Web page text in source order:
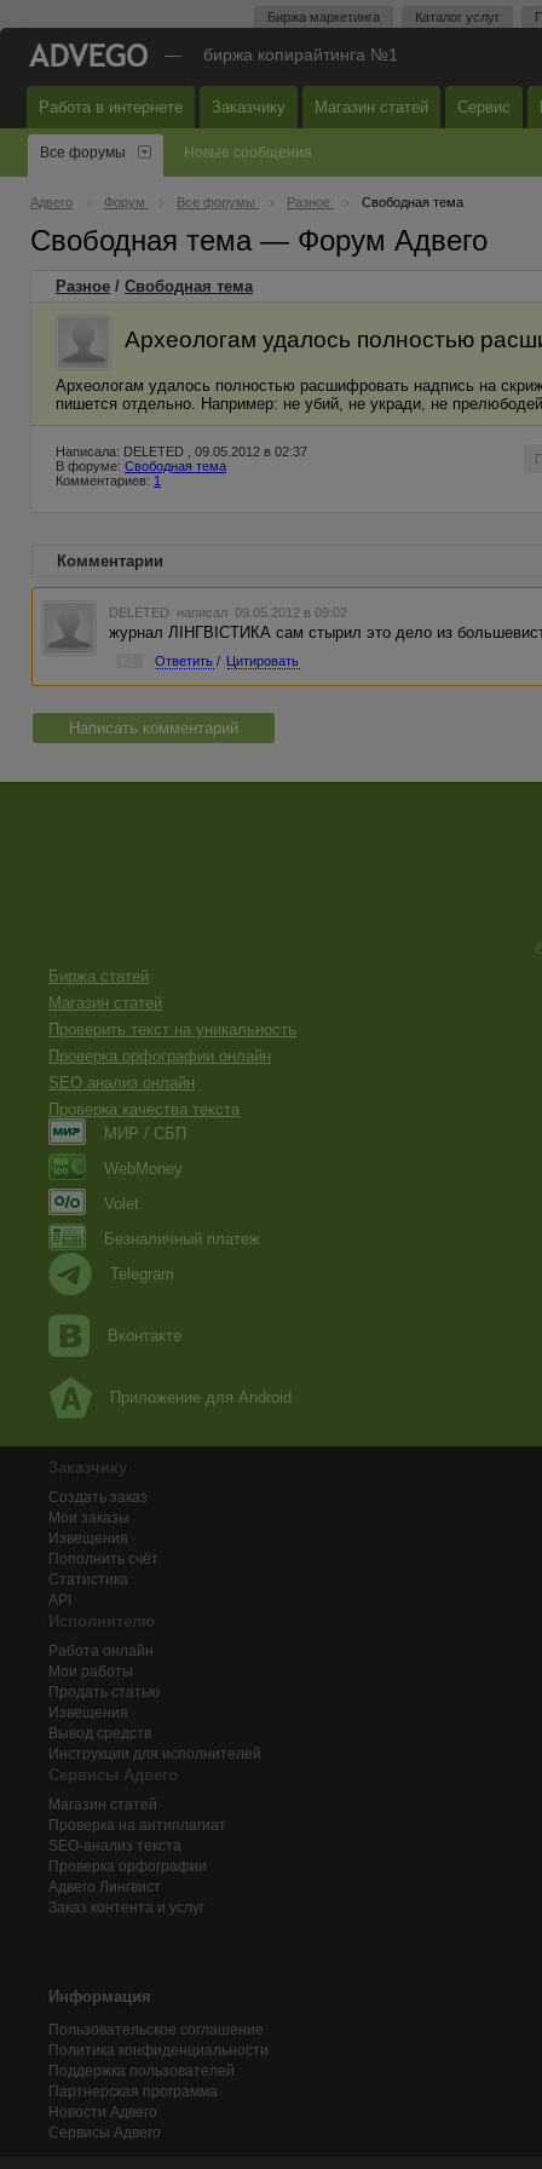
Биржа маркетинга Каталог услуг
— биржа копирайтинга №1
Работа в интернете Заказчику Магазин статей Сервис
Все форумы Новые сообщения
Адвего Форум Все форумы Разное Свободная тема
Свободная тема — Форум Адвего
Разное / Свободная тема
Археологам удалось полностью
Археологам удалось полностью расшифровать надпись на
пишется отдельно. Например: не убий, не укради, не
Написала: DELETED , 09.05.2012 в 02:37
В форуме: Свободная тема
Комментариев: 1
Комментарии
DELETED написал 09.05.2012 в 09:02
журнал ЛІНГВІСТИКА сам стырил это дело из
Ответить / Цитировать
Написать комментарий
Биржа статей
Магазин статей
Проверить текст на уникальность
Проверка орфографии онлайн
SEO анализ онлайн
Проверка качества текста
МИР / СБП
WebMoney
Volet
Безналичный платеж
Telegram
Вконтакте
Приложение для Android
Заказчику
Создать заказ
Мои заказы
Извещения
Пополнить счёт
Статистика
API
Исполнителю
Работа онлайн
Мои работы
Продать статью
Извещения
Вывод средств
Инструкции для исполнителей
Сервисы Адвего
Магазин статей
Проверка на антиплагиат
SEO-анализ текста
Проверка орфографии
Адвего Лингвист
Заказ контента и услуг
Информация
Пользовательское соглашение
Политика конфиденциальности
Поддержка пользователей
Партнерская программа
Новости Адвего
Сервисы Адвего